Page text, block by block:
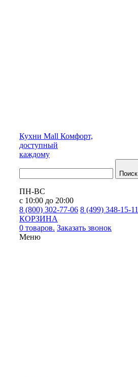
Кухни Mall Комфорт,
доступный
каждому
Поиск
ПН-ВС
с 10:00 до 20:00
8 (800) 302-77-06 8 (499) 348-15-11
КОРЗИНА
0 товаров. Заказать звонок
Меню